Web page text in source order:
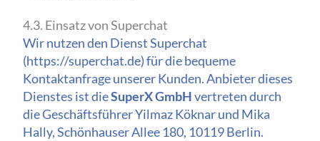
4.3. Einsatz von Superchat
Wir nutzen den Dienst Superchat
(https://superchat.de) für die bequeme
Kontaktanfrage unserer Kunden. Anbieter dieses
Dienstes ist dieSuperX GmbHvertreten durch
die Geschäftsführer Yilmaz Köknar und Mika
Hally,Schönhauser Allee 180, 10119 Berlin.